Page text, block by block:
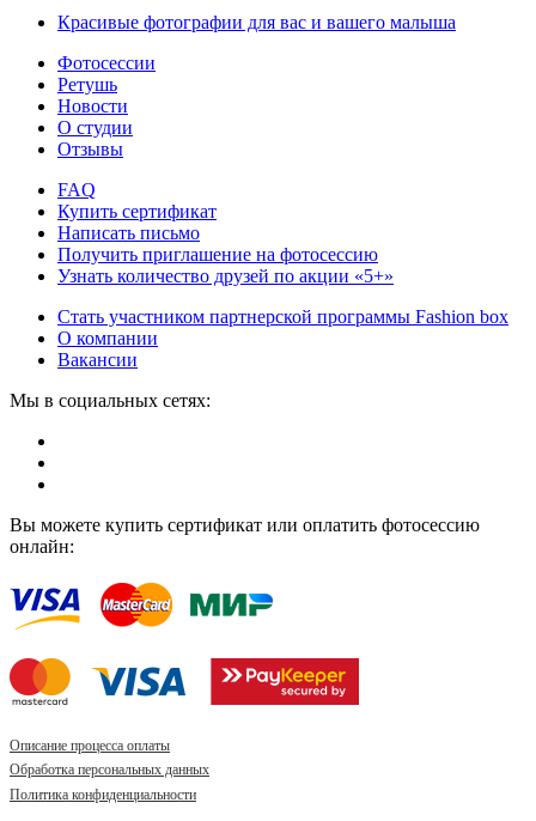
Красивые фотографии для вас и вашего малыша
Фотосессии
Ретушь
Новости
О студии
Отзывы
FAQ
Купить сертификат
Написать письмо
Получить приглашение на фотосессию
Узнать количество друзей по акции «5+»
Стать участником партнерской программы Fashion box
О компании
Вакансии
Мы в социальных сетях:
Вы можете купить сертификат или оплатить фотосессию
онлайн:
Описание процесса оплаты
Обработка персональных данных
Политика конфиденциальности